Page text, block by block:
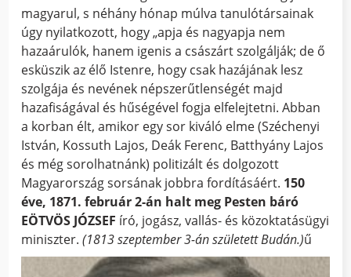
magyarul, s néhány hónap múlva tanulótársainak
úgy nyilatkozott, hogy „apja és nagyapja nem
hazaárulók, hanem igenis a császárt szolgálják; de ő
esküszik az élő Istenre, hogy csak hazájának lesz
szolgája és nevének népszerűtlenségét majd
hazafiságával és hűségével fogja elfelejtetni. Abban
a korban élt, amikor egy sor kiváló elme (Széchenyi
István, Kossuth Lajos, Deák Ferenc, Batthyány Lajos
és még sorolhatnánk) politizált és dolgozott
Magyarország sorsának jobbra fordításáért. 150
éve, 1871. február 2-án halt meg Pesten báró
EÖTVÖS JÓZSEF író, jogász, vallás- és közoktatásügyi
miniszter.(1813 szeptember 3-án született Budán.)ű